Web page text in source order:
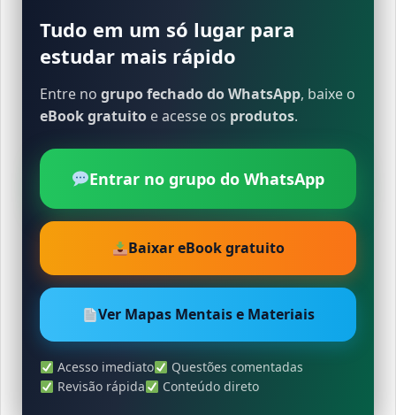
Tudo em um só lugar para
estudar mais rápido
Entre no grupo fechado do WhatsApp, baixe o
eBook gratuito e acesse os produtos.
Entrar no grupo do WhatsApp
Baixar eBook gratuito
Ver Mapas Mentais e Materiais
Acesso imediato
Questões comentadas
Revisão rápida
Conteúdo direto